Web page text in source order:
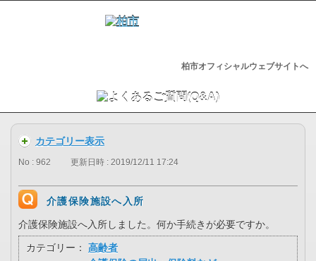
柏市オフィシャルウェブサイトへ
カテゴリー表示
No : 962 更新日時 : 2019/12/11 17:24
介護保険施設へ入所
介護保険施設へ入所しました。何か手続きが必要ですか。
カテゴリー：
高齢者